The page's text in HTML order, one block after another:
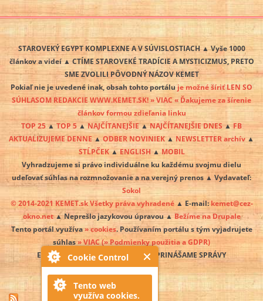
Cookie Control
Tento web
využíva cookies.
STAROVEKÝ EGYPT KOMPLEXNE A V SÚVISLOSTIACH ▲ Vyše 1000
článkov a videí ▲ CTÍME STAROVEKÉ TRADÍCIE A MYSTICIZMUS, PRETO
SME ZVOLILI PÔVODNÝ NÁZOV KEMET
Pokiaľ nie je uvedené inak, obsah tohto portálu je možné šíriť LEN SO
SÚHLASOM REDAKCIE WWW.KEMET.SK! » VIAC « Ďakujeme za šírenie
článkov formou zdieľania linku
TOP 25 ▲ TOP 5▲NAJČÍTANEJŠIE▲NAJČÍTANEJŠIE DNES ▲FB
AKTUALIZUJEME DENNE▲ODBER NOVINIEK▲ NEWSLETTER archív ▲
STĹPČEK▲ENGLISH▲MOBIL
Vyhradzujeme si právo individuálne ku každému svojmu dielu
udeľovať súhlas na rozmnožovanie a na verejný prenos ▲ Vydavateľ:
Sokol
© 2014-2021 KEMET.sk Všetky práva vyhradené▲ E-mail: kemet@cez-
okno.net▲ Neprešlo jazykovou úpravou ▲ Bežíme na Drupale
Tento portál využíva» cookies. Používaním portálu s tým vyjadrujete
súhlas» VIAC(» Podmienky použitia a GDPR)
EGYPT SA PREBÚDZA A MY O TOM PRINÁŠAME SPRÁVY